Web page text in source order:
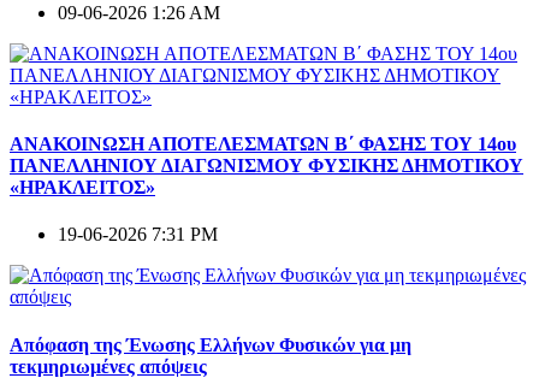
09-06-2026 1:26 AM
ΑΝΑΚΟΙΝΩΣΗ ΑΠΟΤΕΛΕΣΜΑΤΩΝ Β΄ ΦΑΣΗΣ ΤΟΥ 14ου
ΠΑΝΕΛΛΗΝΙΟΥ ΔΙΑΓΩΝΙΣΜΟΥ ΦΥΣΙΚΗΣ ΔΗΜΟΤΙΚΟΥ
«ΗΡΑΚΛΕΙΤΟΣ»
19-06-2026 7:31 PM
Απόφαση της Ένωσης Ελλήνων Φυσικών για μη
τεκμηριωμένες απόψεις